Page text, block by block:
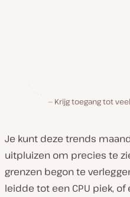
Krijg toegang tot
Je kunt deze trends
uitpluizen om precies te
grenzen begon te
leidde tot een CPU piek, of